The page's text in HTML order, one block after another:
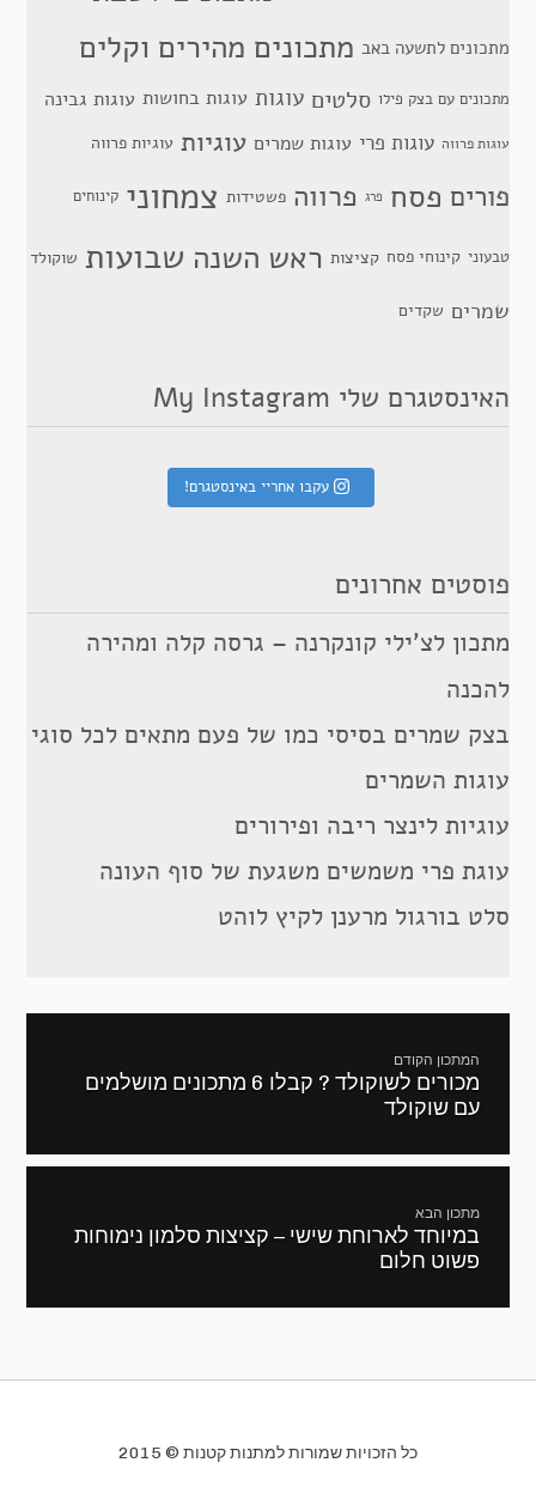
מתכונים לתשעה באב מתכונים מהירים וקלים
מתכונים עם בצק פילו סלטים עוגות עוגות בחושות עוגות גבינה
עוגות פרווה עוגות פרי עוגות שמרים עוגיות עוגיות פרווה
פורים פסח פרג פרווה פשטידות צמחוני קינוחים
טבעוני קינוחי פסח קציצות ראש השנה שבועות שוקולד
שמרים שקדים
האינסטגרם שלי My Instagram
עקבו אחריי באינסטגרם!
פוסטים אחרונים
מתכון לצ’ילי קונקרנה – גרסה קלה ומהירה
להכנה
בצק שמרים בסיסי כמו של פעם מתאים לכל סוגי
עוגות השמרים
עוגיות לינצר ריבה ופירורים
עוגת פרי משמשים משגעת של סוף העונה
סלט בורגול מרענן לקיץ לוהט
המתכון הקודם
מתכון
קודם:
מכורים לשוקולד ? קבלו 6 מתכונים מושלמים
עם שוקולד
מתכון הבא
המתכון
הבא:
במיוחד לארוחת שישי – קציצות סלמון נימוחות
פשוט חלום
כל הזכויות שמורות למתנות קטנות © 2015